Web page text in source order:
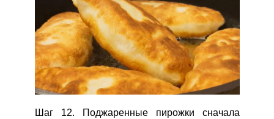
Шаг 12. Поджаренные пирожки сначала